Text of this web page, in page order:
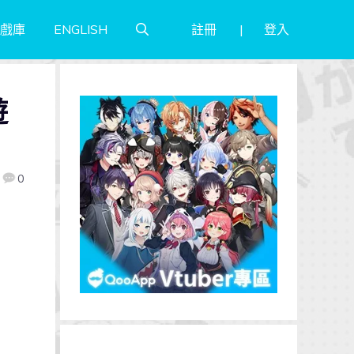
庫 ENGLISH 註冊 登入
0